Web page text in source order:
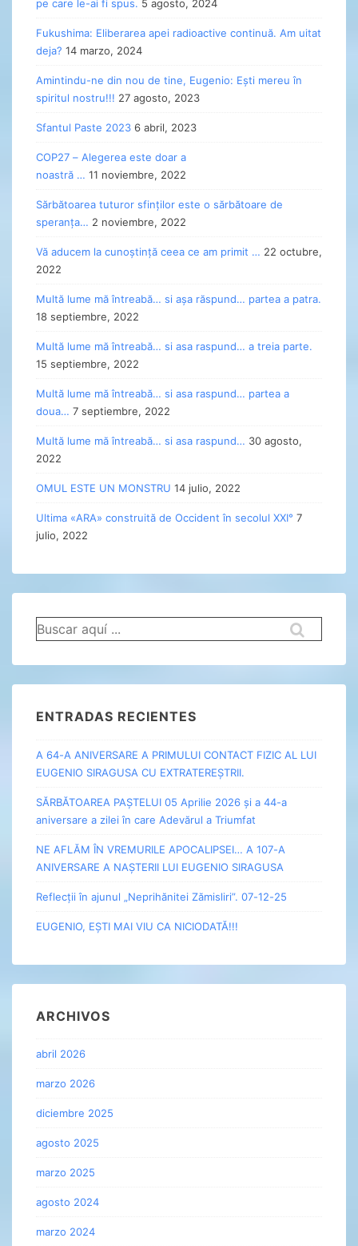
pe care le-ai fi spus. 5 agosto, 2024
Fukushima: Eliberarea apei radioactive continuă. Am uitat
deja? 14 marzo, 2024
Amintindu-ne din nou de tine, Eugenio: Ești mereu în
spiritul nostru!!! 27 agosto, 2023
Sfantul Paste 2023 6 abril, 2023
COP27 – Alegerea este doar a
noastră … 11 noviembre, 2022
Sărbătoarea tuturor sfinților este o sărbătoare de
speranța… 2 noviembre, 2022
Vă aducem la cunoștință ceea ce am primit … 22 octubre,
2022
Multă lume mă întreabă… si așa răspund… partea a patra.
18 septiembre, 2022
Multă lume mă întreabă… si asa raspund… a treia parte.
15 septiembre, 2022
Multă lume mă întreabă… si asa raspund… partea a
doua… 7 septiembre, 2022
Multă lume mă întreabă… si asa raspund… 30 agosto,
2022
OMUL ESTE UN MONSTRU 14 julio, 2022
Ultima «ARA» construită de Occident în secolul XXI° 7
julio, 2022
Buscar
por:
ENTRADAS RECIENTES
A 64-A ANIVERSARE A PRIMULUI CONTACT FIZIC AL LUI
EUGENIO SIRAGUSA CU EXTRATEREȘTRII.
SĂRBĂTOAREA PAȘTELUI 05 Aprilie 2026 și a 44-a
aniversare a zilei în care Adevărul a Triumfat
NE AFLĂM ÎN VREMURILE APOCALIPSEI… A 107-A
ANIVERSARE A NAȘTERII LUI EUGENIO SIRAGUSA
Reflecții în ajunul „Neprihănitei Zămisliri”. 07-12-25
EUGENIO, EȘTI MAI VIU CA NICIODATĂ!!!
ARCHIVOS
abril 2026
marzo 2026
diciembre 2025
agosto 2025
marzo 2025
agosto 2024
marzo 2024